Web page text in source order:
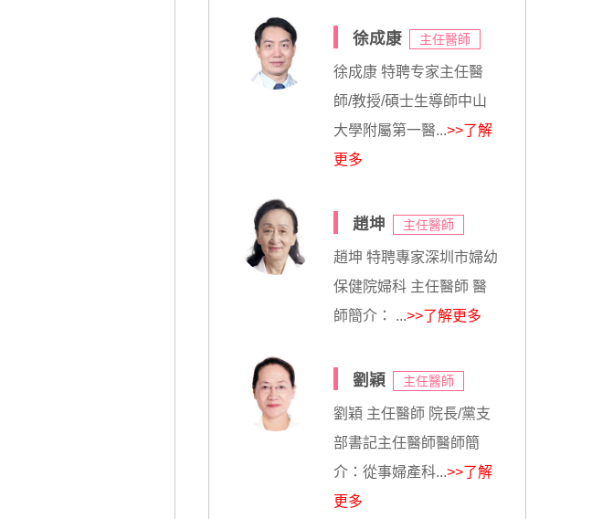
徐成康 主任醫師
徐成康 特聘专家主任醫
師/教授/碩士生導師中山
大學附屬第一醫...>>了解
更多
趙坤 主任醫師
趙坤 特聘專家深圳市婦幼
保健院婦科 主任醫師 醫
師簡介： ...>>了解更多
劉穎 主任醫師
劉穎 主任醫師 院長/黨支
部書記主任醫師醫師簡
介：從事婦產科...>>了解
更多